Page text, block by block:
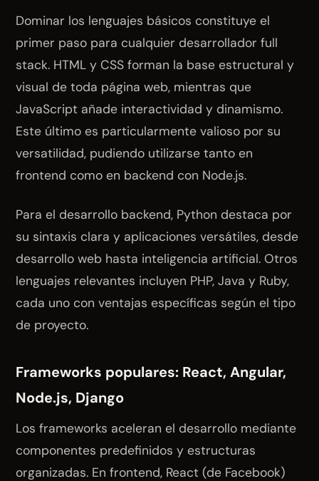
Dominar los lenguajes básicos constituye el
primer paso para cualquier desarrollador full
stack. HTML y CSS forman la base estructural y
visual de toda página web, mientras que
JavaScript añade interactividad y dinamismo.
Este último es particularmente valioso por su
versatilidad, pudiendo utilizarse tanto en
frontend como en backend con Node.js.
Para el desarrollo backend, Python destaca por
su sintaxis clara y aplicaciones versátiles, desde
desarrollo web hasta inteligencia artificial. Otros
lenguajes relevantes incluyen PHP, Java y Ruby,
cada uno con ventajas específicas según el tipo
de proyecto.
Frameworks populares: React, Angular,
Node.js, Django
Los frameworks aceleran el desarrollo mediante
componentes predefinidos y estructuras
organizadas. En frontend, React (de Facebook)